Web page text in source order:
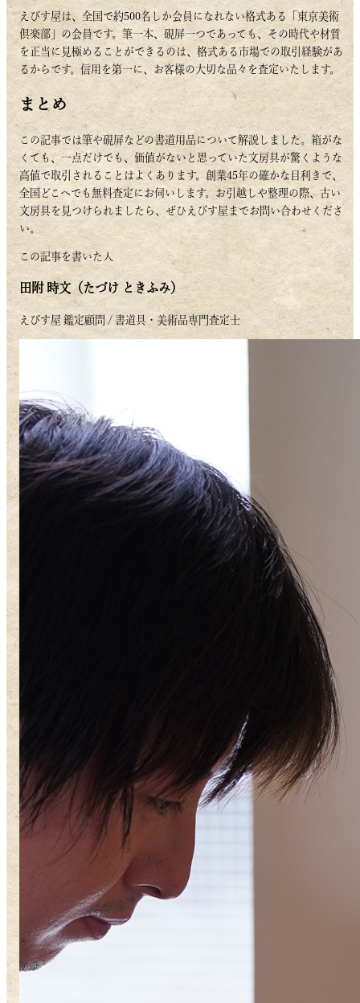
えびす屋は、全国で約500名しか会員になれない格式ある「東京美術
倶楽部」の会員です。筆一本、硯屏一つであっても、その時代や材質
を正当に見極めることができるのは、格式ある市場での取引経験があ
るからです。信用を第一に、お客様の大切な品々を査定いたします。
まとめ
この記事では筆や硯屏などの書道用品について解説しました。箱がな
くても、一点だけでも、価値がないと思っていた文房具が驚くような
高値で取引されることはよくあります。創業45年の確かな目利きで、
全国どこへでも無料査定にお伺いします。お引越しや整理の際、古い
文房具を見つけられましたら、ぜひえびす屋までお問い合わせくださ
い。
この記事を書いた人
田附 時文（たづけ ときふみ）
えびす屋 鑑定顧問 / 書道具・美術品専門査定士